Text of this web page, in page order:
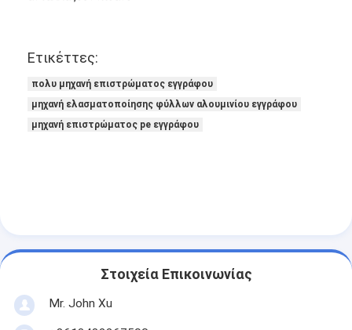
μηχανή τοποθέτησης σε στρώματα ταινιών
πλαστική μηχανή ελασματοποίησης
Πλαισιωμένη διπλάσιο μηχανή τοποθέτησης σε στρώματα
Μέρη μηχανών ελασματοποίησης
Ετικέττες:
πολυ μηχανή επιστρώματος εγγράφου
μηχανή ελασματοποίησης φύλλων αλουμινίου εγγράφου
μηχανή επιστρώματος pe εγγράφου
Στοιχεία Επικοινωνίας
Mr. John Xu